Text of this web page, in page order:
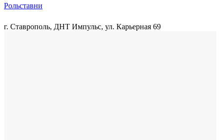
Рольставни
г. Ставрополь, ДНТ Импульс, ул. Карьерная 69